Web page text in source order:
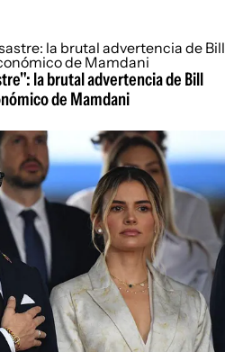
la brutal advertencia de Bill
de Mamdani